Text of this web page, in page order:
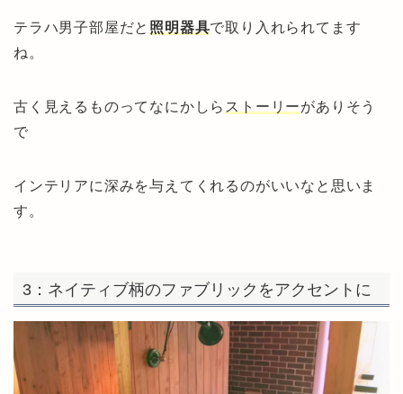
テラハ男子部屋だと 照明器具で取り入れられてます
ね。
古く見えるものってなにかしら ストーリーがありそう
で
インテリアに深みを与えてくれるのがいいなと思いま
す。
3：ネイティブ柄のファブリックをアクセントに